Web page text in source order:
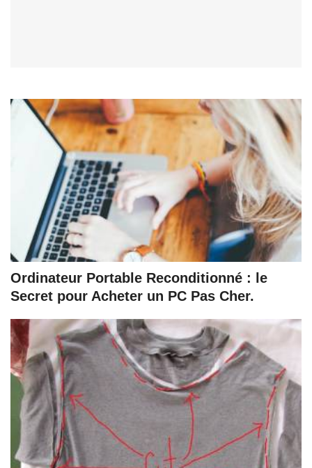
Ordinateur Portable Reconditionné : le
Secret pour Acheter un PC Pas Cher.